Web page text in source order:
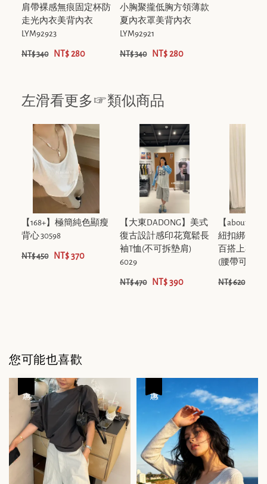
肩帶裸感無痕固定杯防
走光內衣美背內衣
LYM92923
NT$ 340 NT$ 280
小胸聚攏低胸方領薄款
夏內衣罩美背內衣
LYM92921
NT$ 340 NT$ 280
左滑看更多☞類似商品
【168+】極簡純色顯瘦
背心 30598
NT$ 450 NT$ 370
【大東DADONG】美式
復古設計感印花寬鬆長
袖T恤(不可拆墊肩)
6029
NT$ 470 NT$ 390
【abouteee
紐扣綁帶收
百搭上衣(含
(腰帶可拆卸)
NT$ 620
您可能也喜歡